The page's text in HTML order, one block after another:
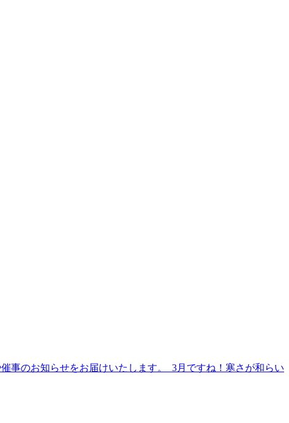
事のお知らせをお届けいたします。 3月ですね！寒さが和らい